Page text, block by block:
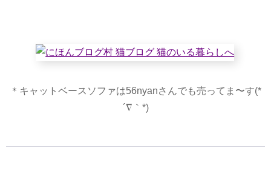
＊キャットベースソファは56nyanさんでも売ってま〜す(*
´∇｀*)